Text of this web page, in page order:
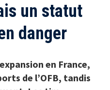
un statut
danger
en France,
de l’OFB, tandis